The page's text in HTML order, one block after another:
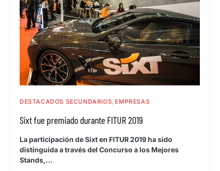
DESTACADOS SECUNDARIOS EMPRESAS
Sixt fue premiado durante FITUR 2019
La participación de Sixt en FITUR 2019 ha sido
distinguida a través del Concurso a los Mejores
Stands,…